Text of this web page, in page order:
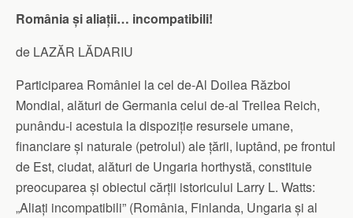
România și aliații… incompatibili!
de LAZĂR LĂDARIU
Participarea României la cel de-Al Doilea Război
Mondial, alături de Germania celui de-al Treilea Reich,
punându-i acestuia la dispoziție resursele umane,
financiare și naturale (petrolul) ale țării, luptând, pe frontul
de Est, ciudat, alături de Ungaria horthystă, constituie
preocuparea și obiectul cărții istoricului Larry L. Watts:
„Aliați incompatibili” (România, Finlanda, Ungaria și al